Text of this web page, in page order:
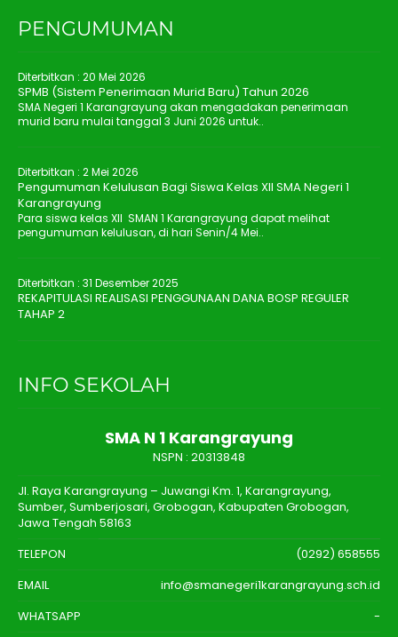
PENGUMUMAN
Diterbitkan : 20 Mei 2026
SPMB (Sistem Penerimaan Murid Baru) Tahun 2026
SMA Negeri 1 Karangrayung akan mengadakan penerimaan
murid baru mulai tanggal 3 Juni 2026 untuk..
Diterbitkan : 2 Mei 2026
Pengumuman Kelulusan Bagi Siswa Kelas XII SMA Negeri 1
Karangrayung
Para siswa kelas XII SMAN 1 Karangrayung dapat melihat
pengumuman kelulusan, di hari Senin/4 Mei..
Diterbitkan : 31 Desember 2025
REKAPITULASI REALISASI PENGGUNAAN DANA BOSP REGULER
TAHAP 2
INFO SEKOLAH
SMA N 1 Karangrayung
NSPN : 20313848
Jl. Raya Karangrayung – Juwangi Km. 1, Karangrayung,
Sumber, Sumberjosari, Grobogan, Kabupaten Grobogan,
Jawa Tengah 58163
TELEPON
(0292) 658555
EMAIL
info@smanegeri1karangrayung.sch.id
WHATSAPP
-